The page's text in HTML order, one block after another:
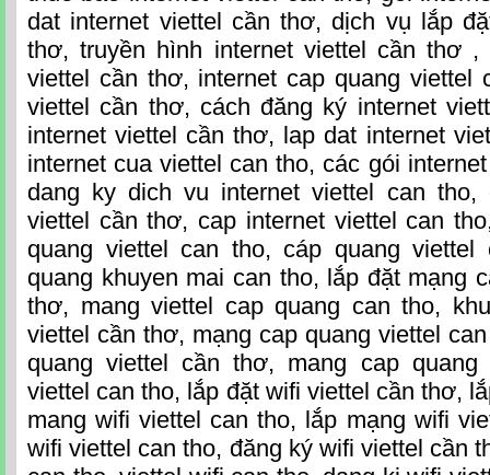
dat internet viettel cần thơ, dịch vụ lắp
thơ, truyền hình internet viettel cần thơ ,
viettel cần thơ, internet cap quang viettel
viettel cần thơ, cách đăng ký internet
internet viettel cần thơ, lap dat internet
internet cua viettel can tho, các gói
dang ky dich vu internet viettel can tho,
viettel cần thơ, cap internet viettel can
quang viettel can tho, cáp quang
quang khuyen mai can tho, lắp đặt mạng
thơ, mang viettel cap quang can tho,
viettel cần thơ, mạng cap quang viettel
quang viettel cần thơ, mang cap
viettel can tho, lắp đặt wifi viettel cần thơ,
mang wifi viettel can tho, lắp mạng wifi
wifi viettel can tho, đăng ký wifi viettel cần